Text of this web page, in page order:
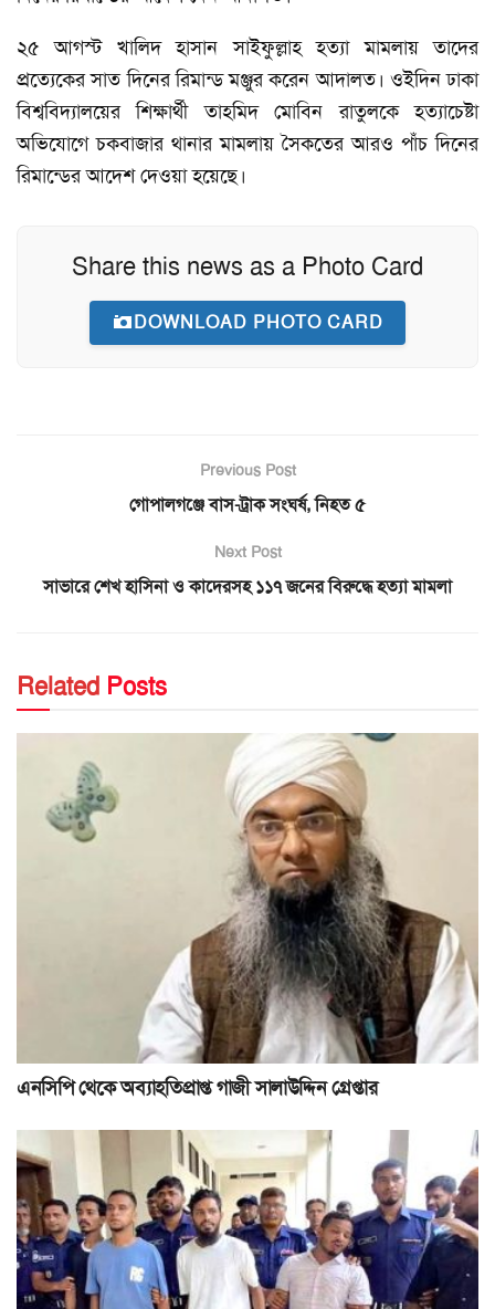
২৫ আগস্ট খালিদ হাসান সাইফুল্লাহ হত্যা মামলায় তাদের
প্রত্যেকের সাত দিনের রিমান্ড মঞ্জুর করেন আদালত। ওইদিন ঢাকা
বিশ্ববিদ্যালয়ের শিক্ষার্থী তাহমিদ মোবিন রাতুলকে হত্যাচেষ্টা
অভিযোগে চকবাজার থানার মামলায় সৈকতের আরও পাঁচ দিনের
রিমান্ডের আদেশ দেওয়া হয়েছে।
Share this news as a Photo Card
DOWNLOAD PHOTO CARD
Previous Post
গোপালগঞ্জে বাস-ট্রাক সংঘর্ষ, নিহত ৫
Next Post
সাভারে শেখ হাসিনা ও কাদেরসহ ১১৭ জনের বিরুদ্ধে হত্যা মামলা
Related Posts
এনসিপি থেকে অব্যাহতিপ্রাপ্ত গাজী সালাউদ্দিন গ্রেপ্তার